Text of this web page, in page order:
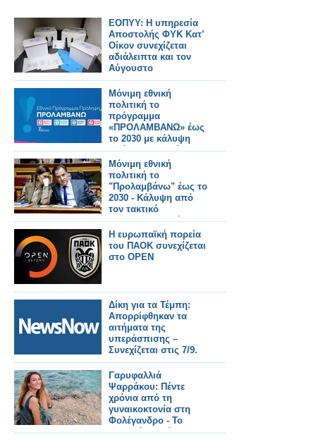
ΕΟΠΥΥ: Η υπηρεσία
Αποστολής ΦΥΚ Κατ’
Οίκον συνεχίζεται
αδιάλειπτα και τον
Αύγουστο
Μόνιμη εθνική
πολιτική το
πρόγραμμα
«ΠΡΟΛΑΜΒΑΝΩ» έως
το 2030 με κάλυψη
από τον Τακτικό
Προϋπολογισμό
Μόνιμη εθνική
πολιτική το
"Προλαμβάνω" έως το
2030 - Κάλυψη από
τον τακτικό
προϋπολογισμό
Η ευρωπαϊκή πορεία
του ΠΑΟΚ συνεχίζεται
στο OPEN
Δίκη για τα Τέμπη:
Απορρίφθηκαν τα
αιτήματα της
υπεράσπισης –
Συνεχίζεται στις 7/9.
Γαρυφαλλιά
Ψαρράκου: Πέντε
χρόνια από τη
γυναικοκτονία στη
Φολέγανδρο - Το
χρονικό, η ισόβια